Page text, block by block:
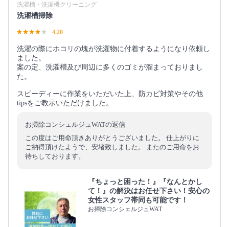
洗濯槽・洗濯機クリーニング
洗濯槽掃除
4.20
洗濯の際にホコリの塊が洗濯物に付着するようになり依頼し
ました。
案の定、洗濯槽及び周辺に多くのゴミが溜まっておりまし
た。
スピーディーに作業をいただいた上、防カビ対策やその他
tipsをご教示いただけました。
お掃除コンシェルジュWATの返信
この度はご用命頂きありがとうございました。 仕上がりに
ご納得頂けたようで、安堵致しました。 またのご用命をお
待ちしております。
『ちょっと困った！』『なんとかし
て！』の解決はお任せ下さい！安心の
女性スタッフ帯同も可能です！
お掃除コンシェルジュWAT